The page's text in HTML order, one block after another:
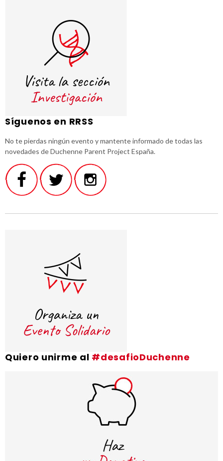
Síguenos en RRSS
No te pierdas ningún evento y mantente informado de todas las
novedades de Duchenne Parent Project España.
Quiero unirme al #desafioDuchenne